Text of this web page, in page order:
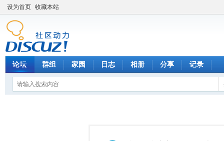
设为首页 收藏本站
论坛 群组 家园 日志 相册 分享 记录